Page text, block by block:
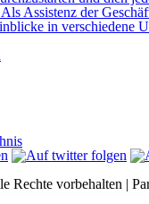
Assistenz der
in verschiedene
Rechte vorbehalten |